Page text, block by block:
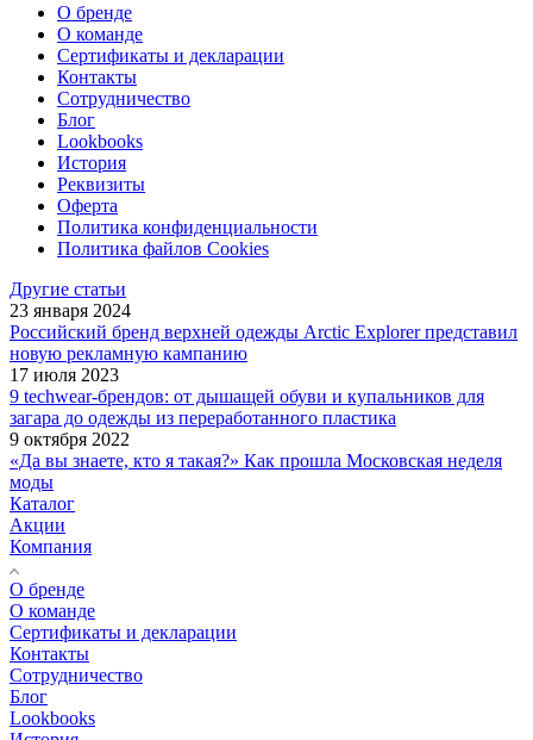
О бренде
О команде
Сертификаты и декларации
Контакты
Сотрудничество
Блог
Lookbooks
История
Реквизиты
Оферта
Политика конфиденциальности
Политика файлов Cookies
Другие статьи
23 января 2024
Российский бренд верхней одежды Arctic Explorer представил
новую рекламную кампанию
17 июля 2023
9 techwear-брендов: от дышащей обуви и купальников для
загара до одежды из переработанного пластика
9 октября 2022
«Да вы знаете, кто я такая?» Как прошла Московская неделя
моды
Каталог
Акции
Компания
О бренде
О команде
Сертификаты и декларации
Контакты
Сотрудничество
Блог
Lookbooks